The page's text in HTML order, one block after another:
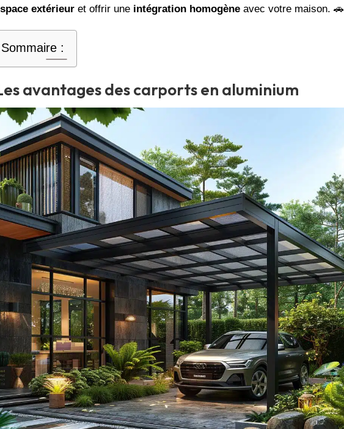
extérieuret offrir une intégration homogèneavec votre maison. 🚗
Sommaire :
avantages des carports en aluminium